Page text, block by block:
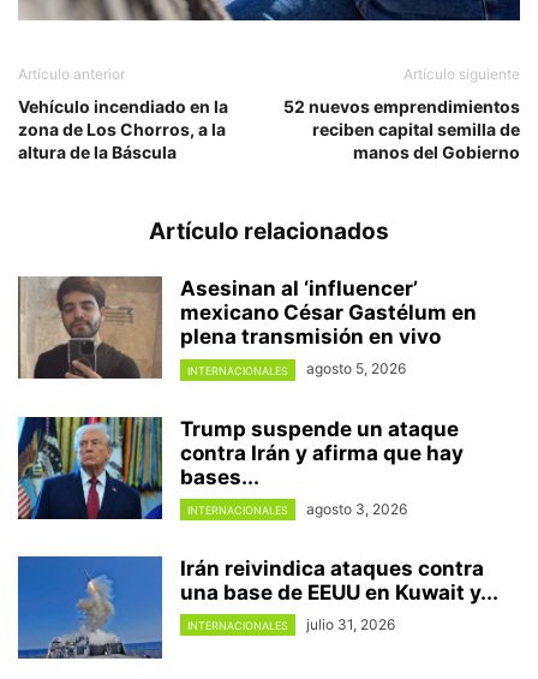
Artículo anterior
Vehículo incendiado en la
zona de Los Chorros, a la
altura de la Báscula
Artículo siguiente
52 nuevos emprendimientos
reciben capital semilla de
manos del Gobierno
Artículo relacionados
Asesinan al ‘influencer’
mexicano César Gastélum en
plena transmisión en vivo
INTERNACIONALES agosto 5, 2026
Trump suspende un ataque
contra Irán y afirma que hay
bases...
INTERNACIONALES agosto 3, 2026
Irán reivindica ataques contra
una base de EEUU en Kuwait y...
INTERNACIONALES julio 31, 2026